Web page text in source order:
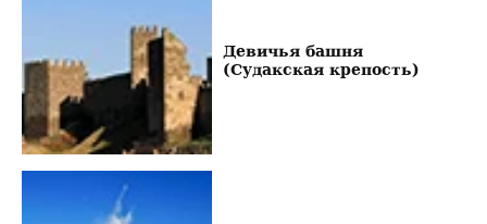
Девичья башня
(Судакская крепость)